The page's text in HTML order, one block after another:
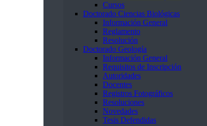
Cursos
Doctorado Ciencias Biológicas
Información General
Reglamento
Resolución
Doctorado Geología
Información General
Requisitos de Inscripción
Autoridades
Docentes
Registros Fotográficos
Resoluciones
Novedades
Tesis Defendidas